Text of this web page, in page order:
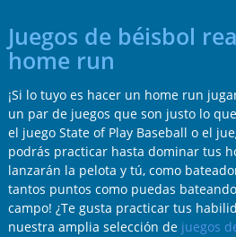
Juegos de béisbol
home run
¡Si lo tuyo es hacer un home run
un par de juegos que son justo lo
el juego State of Play Baseball o el
podrás practicar hasta dominar tus
lanzarán la pelota y tú, como
tantos puntos como puedas
campo! ¿Te gusta practicar tus
nuestra amplia selección de juegos